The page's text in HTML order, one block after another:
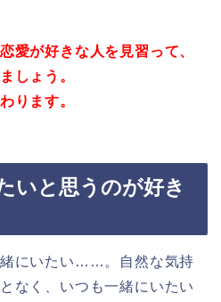
愛が好きな人を見習って、
しょう。
ります。
いと思うのが好き
にいたい……。自然な気持
なく、いつも一緒にいたい